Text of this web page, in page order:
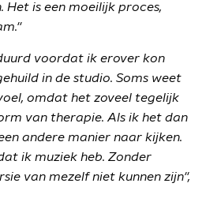
Het is een moeilijk proces,
voordat ik erover kon
in de studio. Soms weet
omdat het zoveel tegelijk
van therapie. Als ik het dan
andere manier naar kijken.
ik muziek heb. Zonder
van mezelf niet kunnen zijn'',